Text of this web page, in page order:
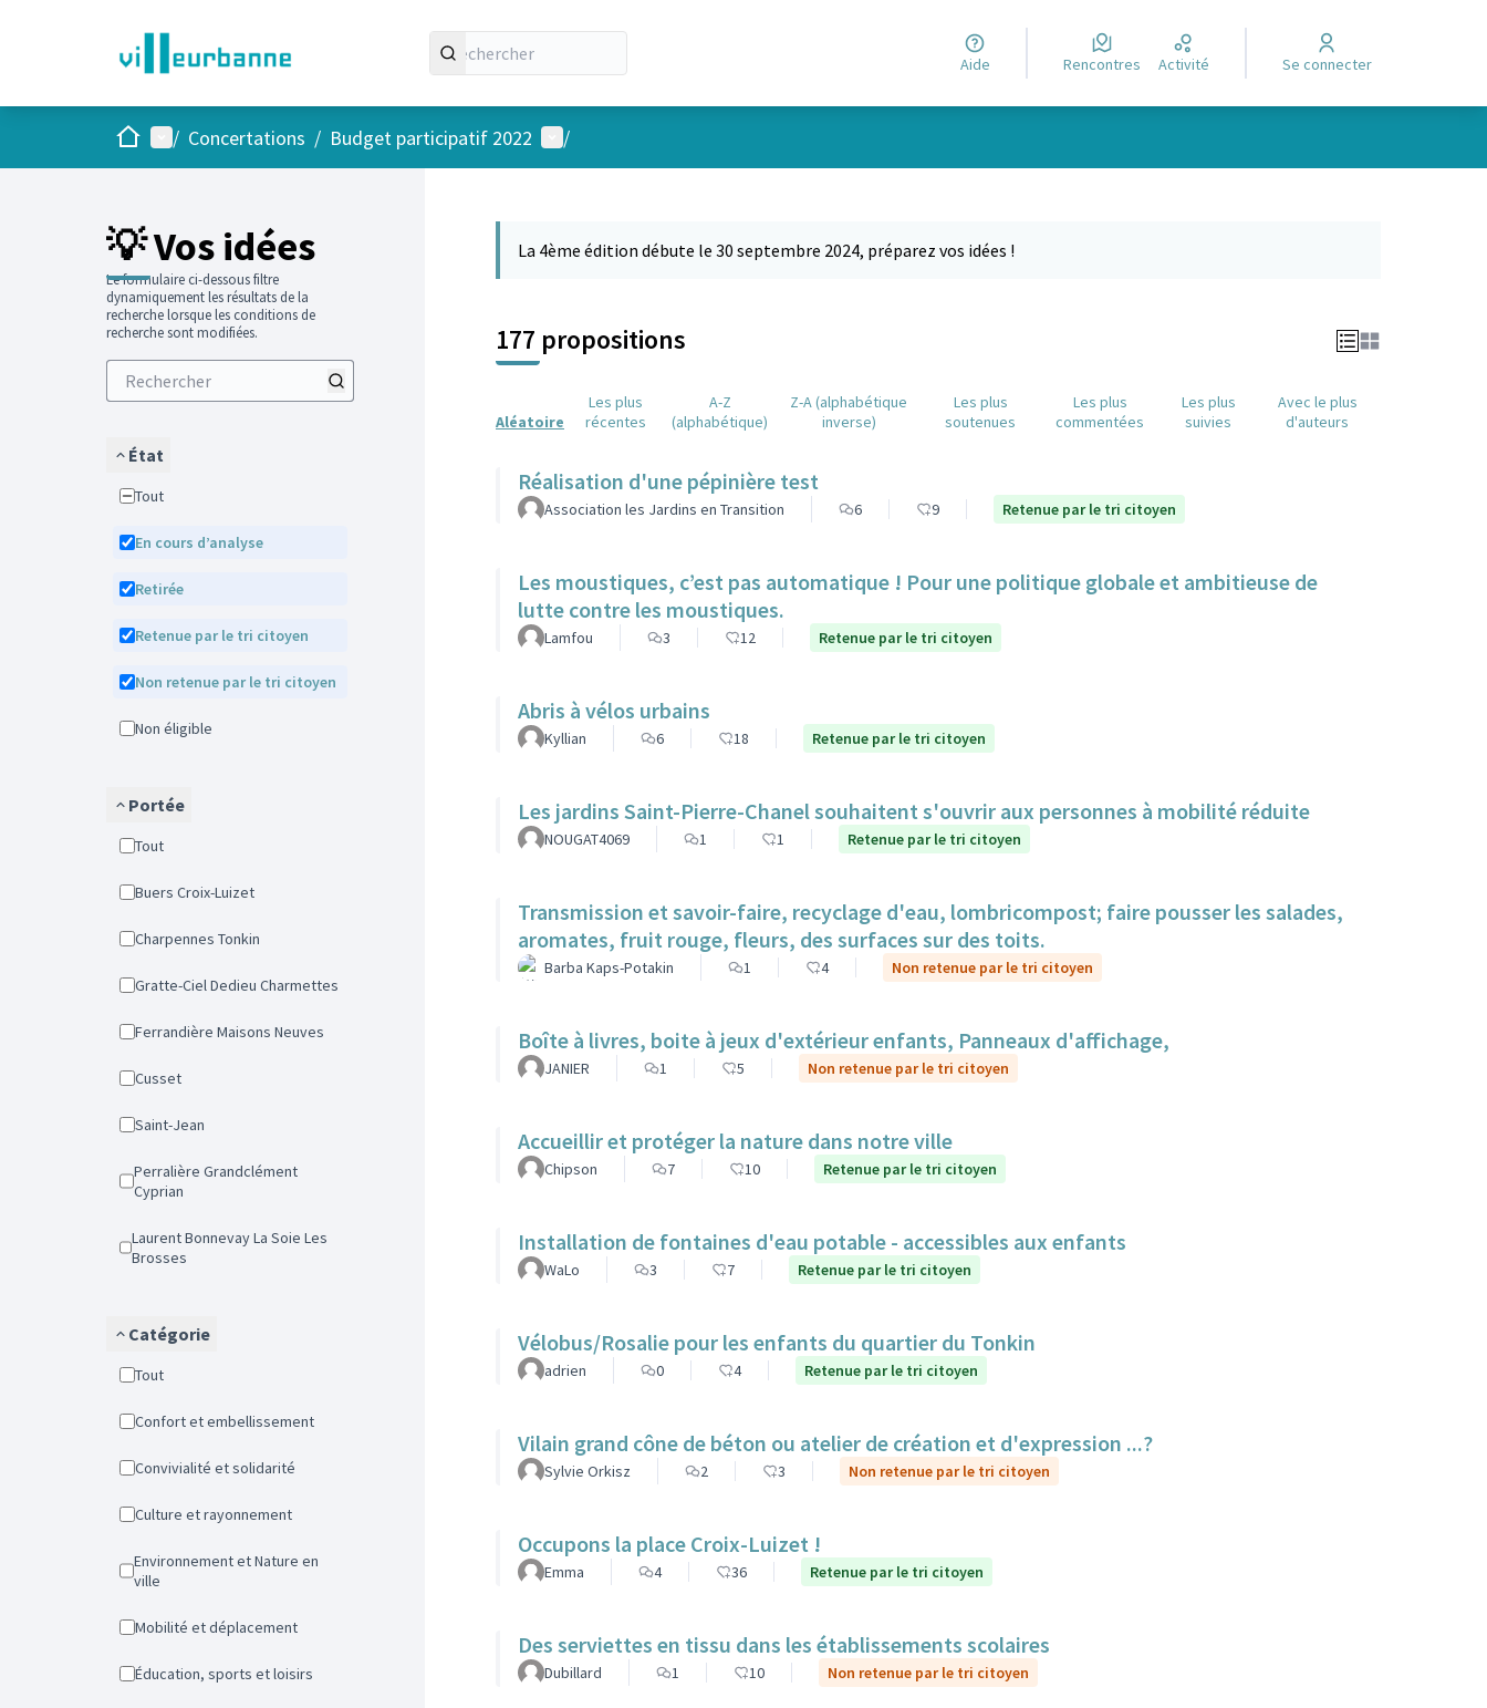
Aide Rencontres Activité Se connecter
AccueilMenu principal
/ Concertations / Budget participatif 2022 Menu utilisateur
/
💡 Vos idées
Le formulaire ci-dessous filtre
dynamiquement les résultats de la
recherche lorsque les conditions de
recherche sont modifiées.
État
Tout
En cours d’analyse
Retirée
Retenue par le tri citoyen
Non retenue par le tri citoyen
Non éligible
Portée
Tout
Buers Croix-Luizet
Charpennes Tonkin
Gratte-Ciel Dedieu Charmettes
Ferrandière Maisons Neuves
Cusset
Saint-Jean
Perralière Grandclément
Cyprian
Laurent Bonnevay La Soie Les
Brosses
Catégorie
Tout
Confort et embellissement
Convivialité et solidarité
Culture et rayonnement
Environnement et Nature en
ville
Mobilité et déplacement
Éducation, sports et loisirs
La 4ème édition débute le 30 septembre 2024, préparez vos idées !
177 propositions
Aléatoire
Les plus
récentes
A-Z
(alphabétique)
Z-A (alphabétique
inverse)
Les plus
soutenues
Les plus
commentées
Les plus
suivies
Avec le plus
d'auteurs
Réalisation d'une pépinière test
Association les Jardins en Transition 6 9 Retenue par le tri citoyen
Les moustiques, c’est pas automatique ! Pour une politique globale et ambitieuse de
lutte contre les moustiques.
Lamfou 3 12 Retenue par le tri citoyen
Abris à vélos urbains
Kyllian 6 18 Retenue par le tri citoyen
Les jardins Saint-Pierre-Chanel souhaitent s'ouvrir aux personnes à mobilité réduite
NOUGAT4069 1 1 Retenue par le tri citoyen
Transmission et savoir-faire, recyclage d'eau, lombricompost; faire pousser les salades,
aromates, fruit rouge, fleurs, des surfaces sur des toits.
Barba Kaps-Potakin 1 4 Non retenue par le tri citoyen
Boîte à livres, boite à jeux d'extérieur enfants, Panneaux d'affichage,
JANIER 1 5 Non retenue par le tri citoyen
Accueillir et protéger la nature dans notre ville
Chipson 7 10 Retenue par le tri citoyen
Installation de fontaines d'eau potable - accessibles aux enfants
WaLo 3 7 Retenue par le tri citoyen
Vélobus/Rosalie pour les enfants du quartier du Tonkin
adrien 0 4 Retenue par le tri citoyen
Vilain grand cône de béton ou atelier de création et d'expression ...?
Sylvie Orkisz 2 3 Non retenue par le tri citoyen
Occupons la place Croix-Luizet !
Emma 4 36 Retenue par le tri citoyen
Des serviettes en tissu dans les établissements scolaires
Dubillard 1 10 Non retenue par le tri citoyen